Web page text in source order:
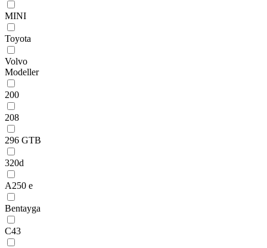
MINI
Toyota
Volvo
Modeller
200
208
296 GTB
320d
A250 e
Bentayga
C43